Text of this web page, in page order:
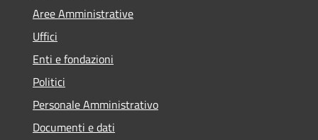
Aree Amministrative
Uffici
Enti e fondazioni
Politici
Personale Amministrativo
Documenti e dati